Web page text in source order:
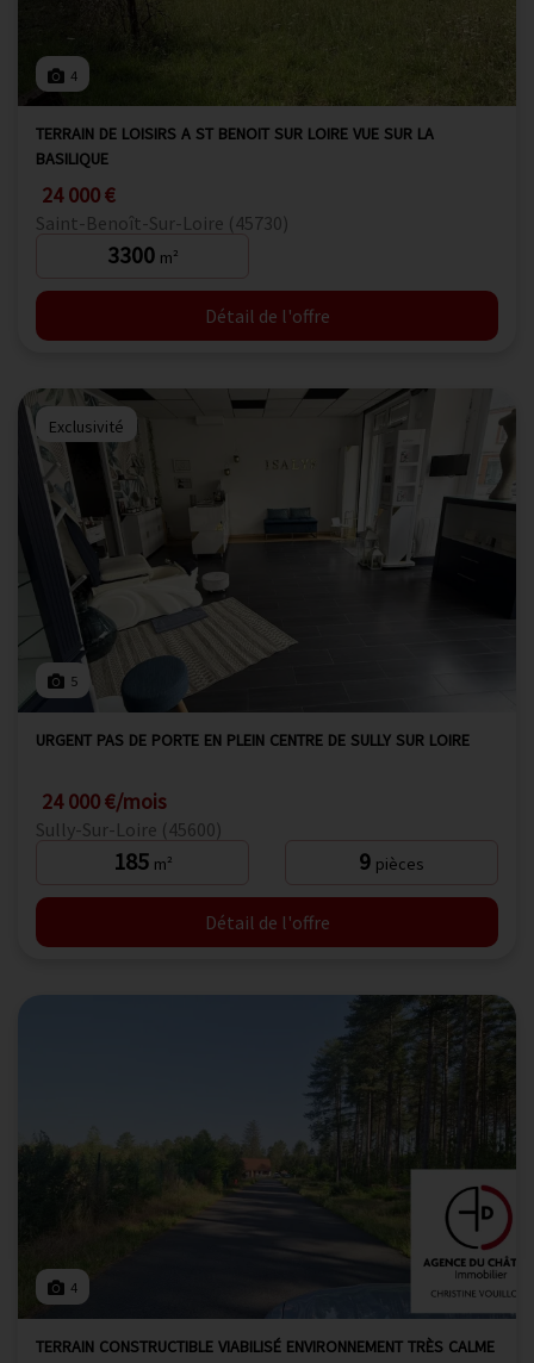
4
TERRAIN DE LOISIRS A ST BENOIT SUR LOIRE VUE SUR LA
BASILIQUE
24 000 €
Saint-Benoît-Sur-Loire (45730)
3300 m²
Détail de l'offre
Exclusivité
5
URGENT PAS DE PORTE EN PLEIN CENTRE DE SULLY SUR LOIRE
24 000 €/mois
Sully-Sur-Loire (45600)
185 m² 9 pièces
Détail de l'offre
4
TERRAIN CONSTRUCTIBLE VIABILISÉ ENVIRONNEMENT TRÈS CALME